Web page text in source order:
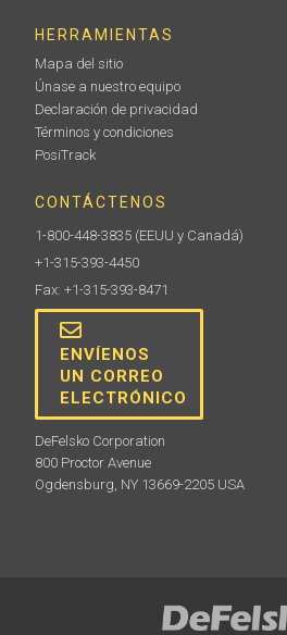
HERRAMIENTAS
Mapa del sitio
Únase a nuestro equipo
Declaración de privacidad
Términos y condiciones
PosiTrack
CONTÁCTENOS
1-800-448-3835 (EEUU y Canadá)
+1-315-393-4450
Fax: +1-315-393-8471
ENVÍENOS
UN CORREO
ELECTRÓNICO
DeFelsko Corporation
800 Proctor Avenue
Ogdensburg, NY 13669-2205 USA